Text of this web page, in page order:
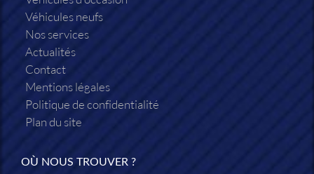
Véhicules neufs
Nos services
Actualités
Contact
Mentions légales
Politique de confidentialité
Plan du site
OÙ NOUS TROUVER ?